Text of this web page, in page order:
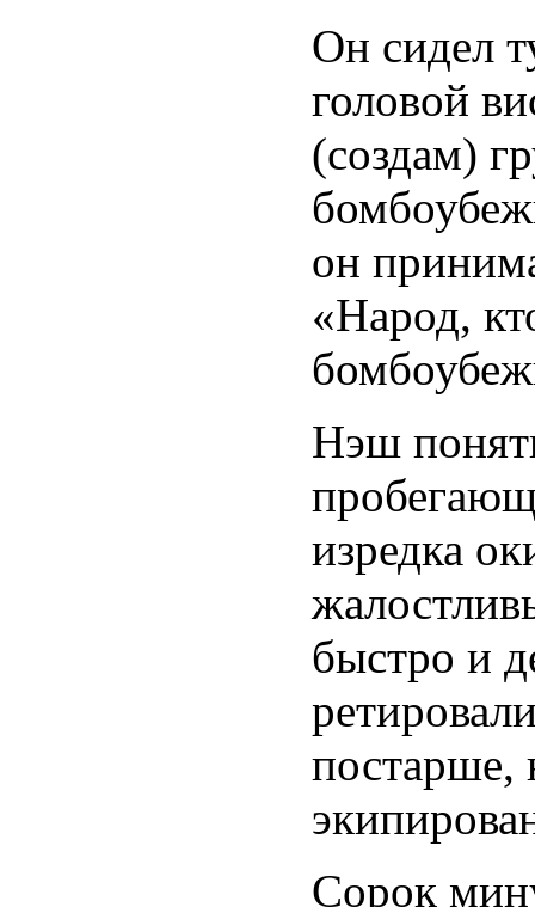
Он сидел
головой
(создам)
он
«Народ,
Нэш
изредка
быстро и
постарше,
Сорок